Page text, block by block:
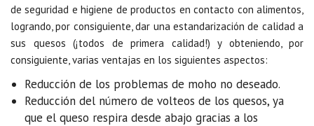
de seguridad e higiene de productos en contacto con alimentos,
logrando, por consiguiente, dar una estandarización de calidad a
sus quesos (¡todos de primera calidad!) y obteniendo, por
consiguiente, varias ventajas en los siguientes aspectos:
Reducción de los problemas de moho no deseado.
Reducción del número de volteos de los quesos, ya
que el queso respira desde abajo gracias a los